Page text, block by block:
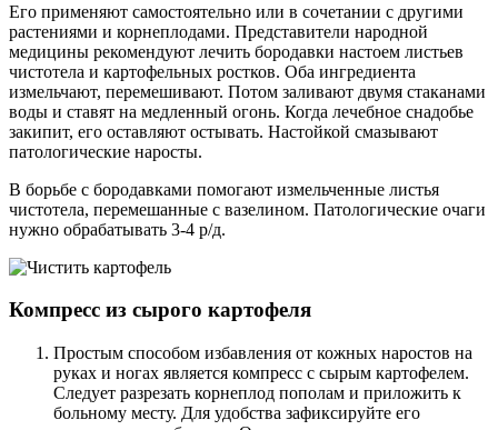
Его применяют самостоятельно или в сочетании с другими
растениями и корнеплодами. Представители народной
медицины рекомендуют лечить бородавки настоем листьев
чистотела и картофельных ростков. Оба ингредиента
измельчают, перемешивают. Потом заливают двумя стаканами
воды и ставят на медленный огонь. Когда лечебное снадобье
закипит, его оставляют остывать. Настойкой смазывают
патологические наросты.
В борьбе с бородавками помогают измельченные листья
чистотела, перемешанные с вазелином. Патологические очаги
нужно обрабатывать 3-4 р/д.
Компресс из сырого картофеля
Простым способом избавления от кожных наростов на
руках и ногах является компресс с сырым картофелем.
Следует разрезать корнеплод пополам и приложить к
больному месту. Для удобства зафиксируйте его